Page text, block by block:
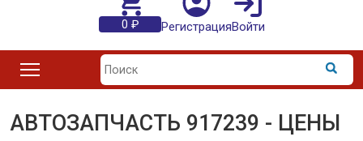
0 ₽ РегистрацияВойти
АВТОЗАПЧАСТЬ 917239 - ЦЕНЫ